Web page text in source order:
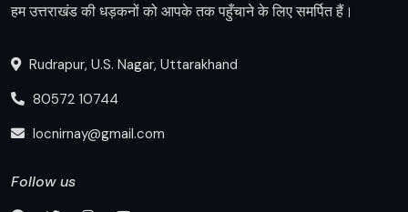
हम उत्तराखंड की धड़कनों को आपके तक पहुँचाने के लिए समर्पित हैं।
Rudrapur, U.S. Nagar, Uttarakhand
80572 10744
locnirnay@gmail.com
Follow us